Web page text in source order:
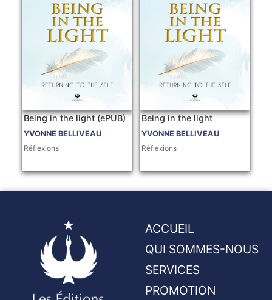
Being in the light (ePUB)
YVONNE BELLIVEAU
Réflexions
Being in the light
YVONNE BELLIVEAU
Réflexions
ACCUEIL
QUI SOMMES-NOUS
SERVICES
PROMOTION